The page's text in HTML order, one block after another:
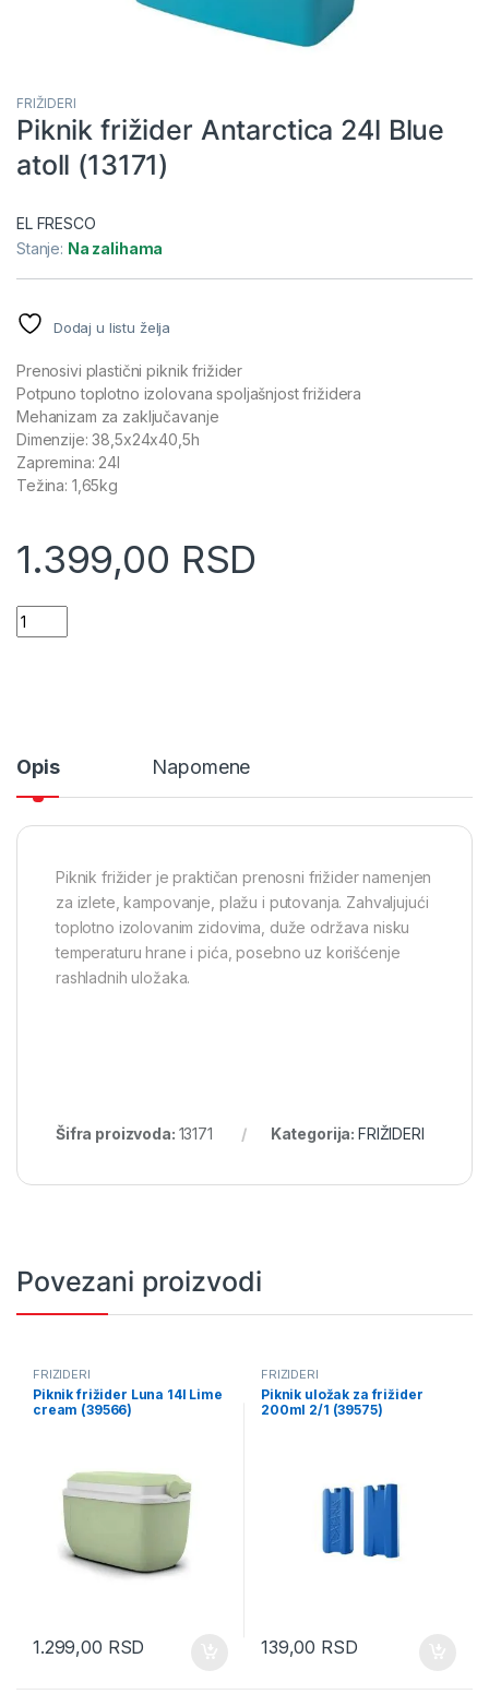
FRIŽIDERI
Piknik frižider Antarctica 24l Blue
atoll (13171)
EL FRESCO
Stanje: Na zalihama
Dodaj u listu želja
Prenosivi plastični piknik frižider
Potpuno toplotno izolovana spoljašnjost frižidera
Mehanizam za zaključavanje
Dimenzije: 38,5x24x40,5h
Zapremina: 24l
Težina: 1,65kg
1.399,00 RSD
Piknik frižider Antarctica 24l Blue atoll (13171) quantity
Opis Napomene
Piknik frižider je praktičan prenosni frižider namenjen
za izlete, kampovanje, plažu i putovanja. Zahvaljujući
toplotno izolovanim zidovima, duže održava nisku
temperaturu hrane i pića, posebno uz korišćenje
rashladnih uložaka.
Šifra proizvoda: 13171 Kategorija: FRIŽIDERI
Povezani proizvodi
FRIŽIDERI
Piknik frižider Luna 14l Lime
cream (39566)
1.299,00 RSD
FRIŽIDERI
Piknik uložak za frižider
200ml 2/1 (39575)
139,00 RSD